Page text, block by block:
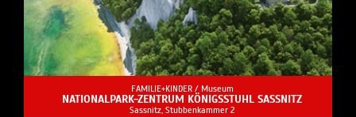
FAMILIE+KINDER / Museum
NATIONALPARK-ZENTRUM KÖNIGSSTUHL SASSNITZ
Sassnitz, Stubbenkammer 2